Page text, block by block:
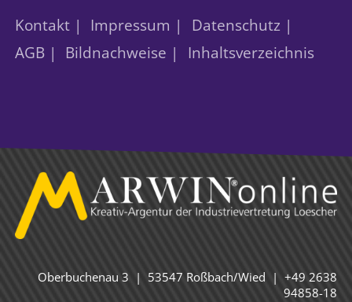
Kontakt | Impressum |
Datenschutz |
AGB |
Bildnachweise | Inhaltsverzeichnis
Oberbuchenau 3 | 53547 Roßbach/Wied | +49 2638
94858-18